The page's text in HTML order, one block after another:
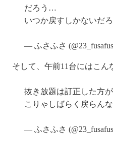
だろう…
いつか戻すしかないだ
— ふさふさ
そして、午前11台にはこん
抜き放題は訂正した方
こりゃしばらく戻らん
— ふさふさ